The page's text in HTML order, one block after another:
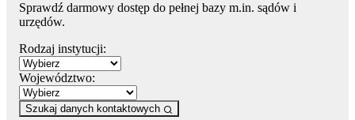
Sprawdź darmowy dostęp do pełnej bazy m.in. sądów i
urzędów.
Rodzaj instytucji:
Województwo:
Szukaj danych kontaktowych